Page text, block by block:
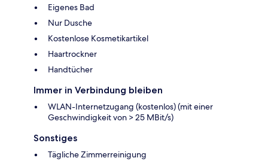
Eigenes Bad
Nur Dusche
Kostenlose Kosmetikartikel
Haartrockner
Handtücher
Immer in Verbindung bleiben
WLAN-Internetzugang (kostenlos) (mit einer
Geschwindigkeit von > 25 MBit/s)
Sonstiges
Tägliche Zimmerreinigung